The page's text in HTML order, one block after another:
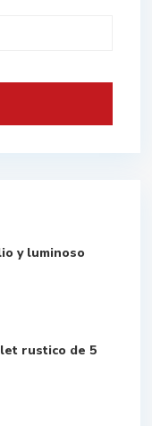
y luminoso
rustico de 5